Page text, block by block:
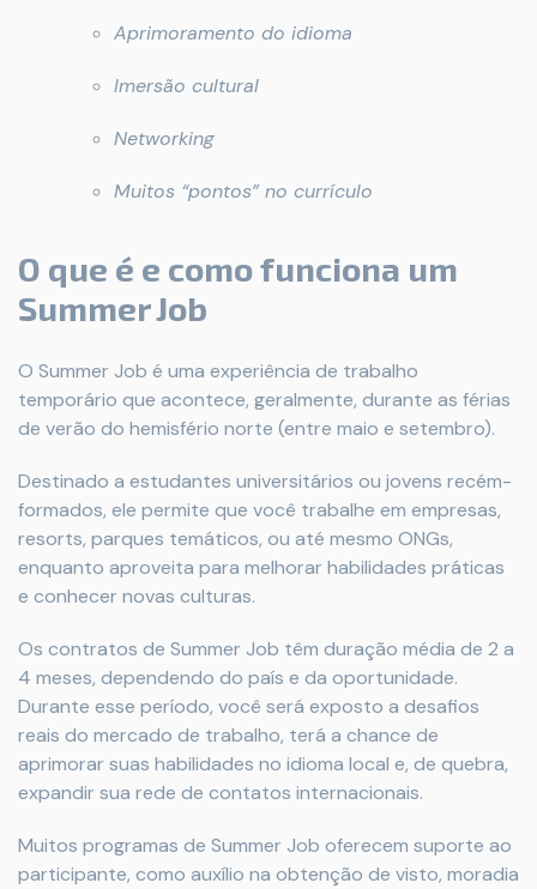
Aprimoramento do idioma
Imersão cultural
Networking
Muitos “pontos” no currículo
O que é e como funciona um
Summer Job
O Summer Job é uma experiência de trabalho
temporário que acontece, geralmente, durante as férias
de verão do hemisfério norte (entre maio e setembro).
Destinado a estudantes universitários ou jovens recém-
formados, ele permite que você trabalhe em empresas,
resorts, parques temáticos, ou até mesmo ONGs,
enquanto aproveita para melhorar habilidades práticas
e conhecer novas culturas.
Os contratos de Summer Job têm duração média de 2 a
4 meses, dependendo do país e da oportunidade.
Durante esse período, você será exposto a desafios
reais do mercado de trabalho, terá a chance de
aprimorar suas habilidades no idioma local e, de quebra,
expandir sua rede de contatos internacionais.
Muitos programas de Summer Job oferecem suporte ao
participante, como auxílio na obtenção de visto, moradia